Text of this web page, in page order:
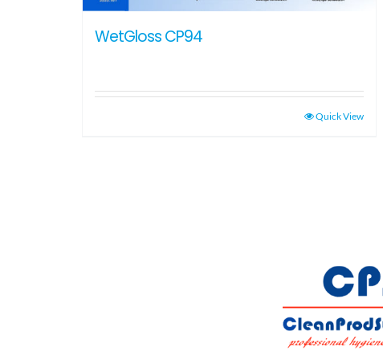
WetGloss CP94
Quick View